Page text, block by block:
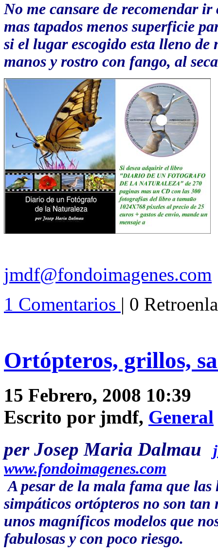
No me cansare de recomendar
mas tapados menos superficie
si el lugar escogido esta lleno de
manos y rostro con fango, al
jmdf@fondoimagenes.com
1 Comentarios | 0
Ortópteros, grillos,
15 Febrero, 2008 10:39
Escrito por jmdf, General
per Josep Maria Dalmau
www.fondoimagenes.com
A pesar de la mala fama que
simpáticos ortópteros no son tan
unos magníficos modelos que
fabulosas y con poco riesgo.